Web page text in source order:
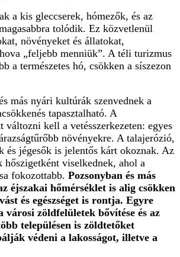
a kis gleccserek, hómezők, és az
tolódik. Ez közvetlenül
növényeket és állatokat,
„feljebb menniük”. A téli turizmus
a természetes hó, csökken a síszezon
más nyári kultúrák szenvednek a
tapasztalható. A
változni kell a vetésszerkezeten: egyes
növényekre. A talajerózió,
és jégesők is jelentős kárt okoznak. Az
hőszigetként viselkednek, ahol a
fokozottabb. Pozsonyban és más
éjszakai hőmérséklet is alig csökken
és egészséget is rontja. Egyre
városi zöldfelületek bővítése és az
településen is zöldtetőket
védeni a lakosságot, illetve a